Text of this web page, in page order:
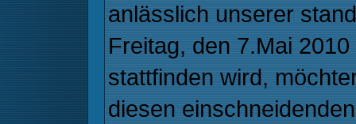
anlässlich unserer
Freitag, den 7.Mai
stattfinden wird,
diesen